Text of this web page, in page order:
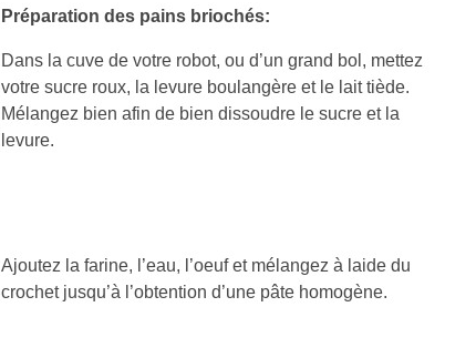
Préparation des pains briochés:
Dans la cuve de votre robot, ou d’un grand bol, mettez
votre sucre roux, la levure boulangère et le lait tiède.
Mélangez bien afin de bien dissoudre le sucre et la
levure.
Ajoutez la farine, l’eau, l’oeuf et mélangez à laide du
crochet jusqu’à l’obtention d’une pâte homogène.